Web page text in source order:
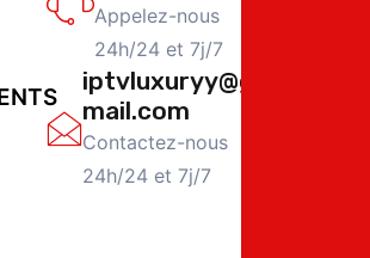
Appelez-nous
24h/24 et 7j/7
iptvluxuryy@g
mail.com
Contactez-nous
24h/24 et 7j/7